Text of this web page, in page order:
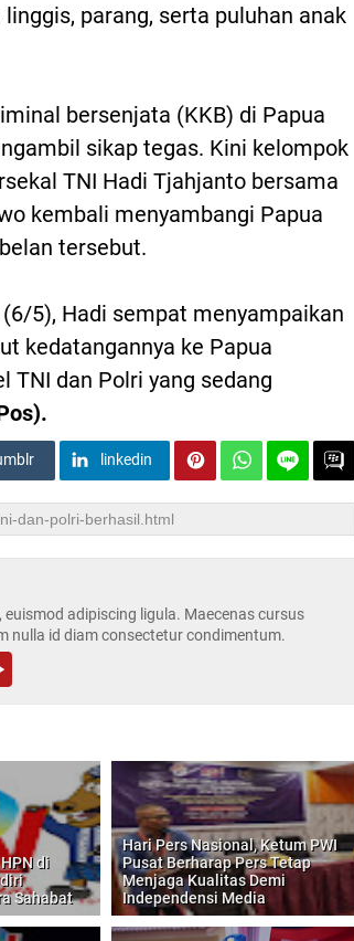
parang, serta puluhan anak
bersenjata (KKB) di Papua
sikap tegas. Kini kelompok
TNI Hadi Tjahjanto bersama
kembali menyambangi Papua
tersebut.
5), Hadi sempat menyampaikan
kedatangannya ke Papua
TNI dan Polri yang sedang
linkedin
adipiscing ligula. Maecenas cursus
nulla id diam consectetur condimentum.
di
Sahabat
Hari Pers Nasional, Ketum PWI
Pusat Berharap Pers Tetap
Menjaga Kualitas Demi
Independensi Media